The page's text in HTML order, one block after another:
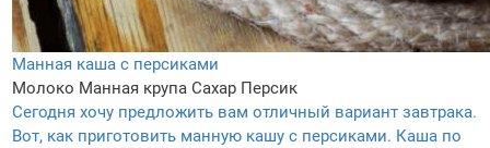
Манная каша с персиками
Молоко Манная крупа Сахар Персик
Сегодня хочу предложить вам отличный вариант завтрака.
Вот, как приготовить манную кашу с персиками. Каша по